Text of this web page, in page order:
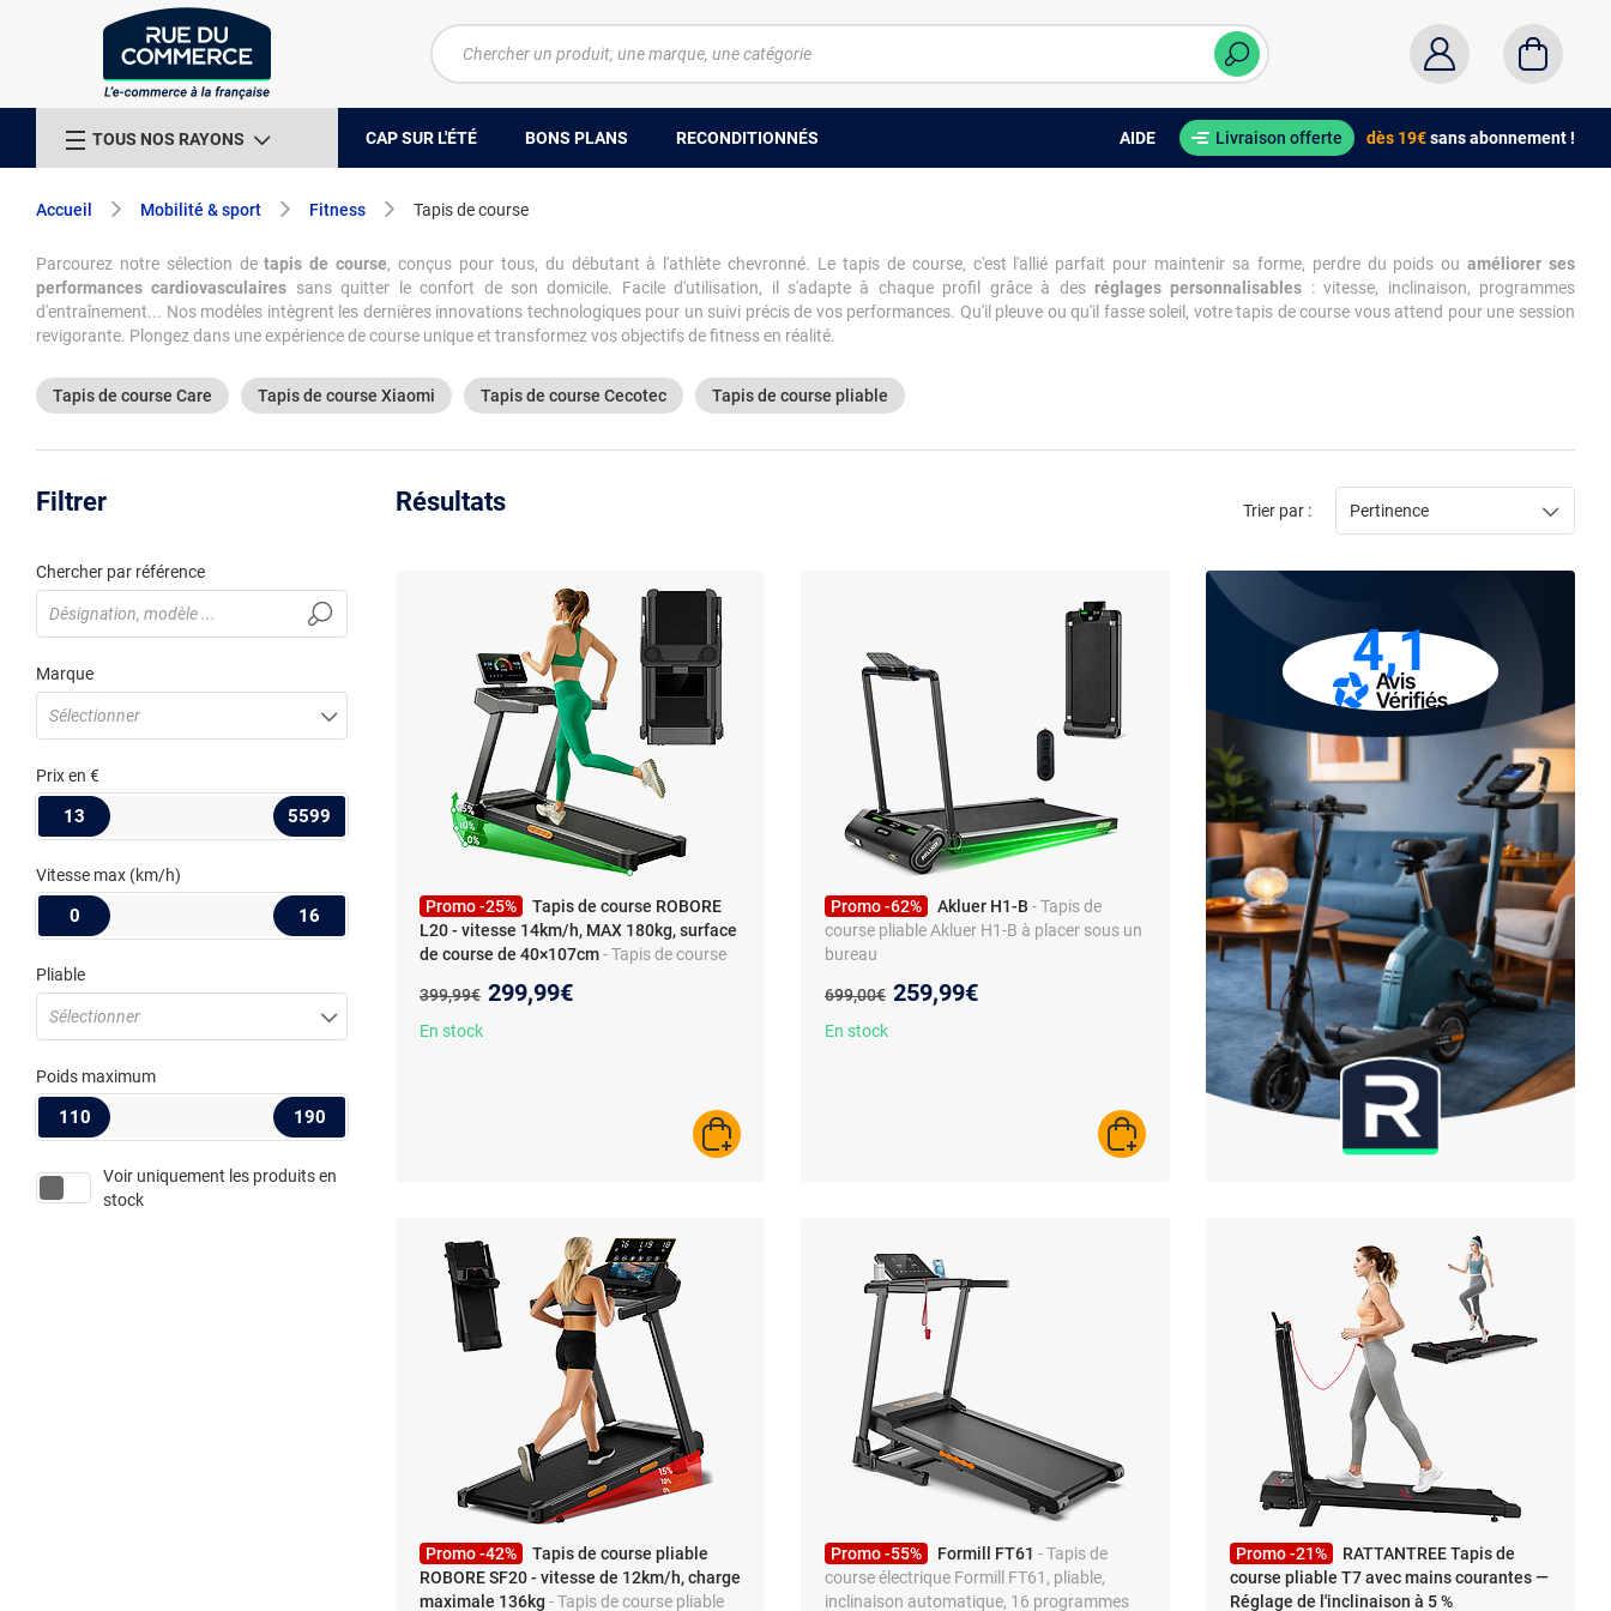
TOUS NOS RAYONS CAP SUR L'ÉTÉ BONS PLANS RECONDITIONNÉS AIDE Livraison offerte dès 19€sans abonnement !
Accueil Mobilité & sport Fitness Tapis de course
Parcourez notre sélection detapis de course, conçus pour tous, du débutant à l'athlète chevronné. Le tapis de course, c'est l'allié parfait pour maintenir sa forme, perdre du poids ouaméliorer ses
performances cardiovasculaires sans quitter le confort de son domicile. Facile d'utilisation, il s'adapte à chaque profil grâce à des réglages personnalisables : vitesse, inclinaison, programmes
d'entraînement... Nos modèles intègrent les dernières innovations technologiques pour un suivi précis de vos performances. Qu'il pleuve ou qu'il fasse soleil, votre tapis de course vous attend pour une session
revigorante. Plongez dans une expérience de course unique et transformez vos objectifs de fitness en réalité.
Tapis de course Care Tapis de course Xiaomi Tapis de course Cecotec Tapis de course pliable
Filtrer
Chercher par référence
Marque
Sélectionner
Prixen €
13 5599
Vitesse max (km/h)
0 16
Pliable
Sélectionner
Poids maximum
110 190
Voir uniquement les produits en
stock
Résultats Trier par : Pertinence
Promo -25%
Tapis de course ROBORE
L20 - vitesse 14km/h, MAX 180kg, surface
de course de 40×107cm- Tapis de course
3.5CV, inclinaison réglable jusqu'à 15%,
vitesse 14km/h, MAX 180kg, surface de
Ancien prix :
399,99€ Nouveau prix :
299,99€
En stock
AJOUTER AU PANIER
Promo -62% Akluer H1-B - Tapis de
course pliable Akluer H1-B à placer sous un
bureau
Ancien prix :
699,00€ Nouveau prix :
259,99€
En stock
AJOUTER AU PANIER
4,1
Promo -42%
Tapis de course pliable
ROBORE SF20 - vitesse de 12km/h, charge
maximale 136kg - Tapis de course pliable
Promo -55% Formill FT61 - Tapis de
course électrique Formill FT61, pliable,
inclinaison automatique, 16 programmes
Promo -21%
RATTANTREE Tapis de
course pliable T7 avec mains courantes —
Réglage de l'inclinaison à 5 %